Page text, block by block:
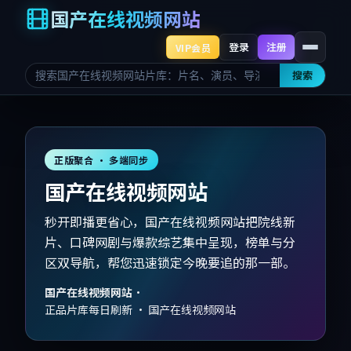
国产在线视频网站
搜索
VIP会员 登录 注册
正版聚合 · 多端同步
国产在线视频网站
秒开即播更省心，国产在线视频网站把院线新
片、口碑网剧与爆款综艺集中呈现，榜单与分
区双导航，帮您迅速锁定今晚要追的那一部。
国产在线视频网站 ·
正品片库每日刷新 · 国产在线视频网站